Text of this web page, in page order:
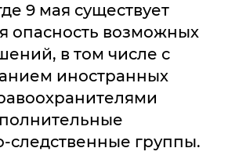
9 мая существует
опасность возможных
в том числе с
иностранных
следственные группы.